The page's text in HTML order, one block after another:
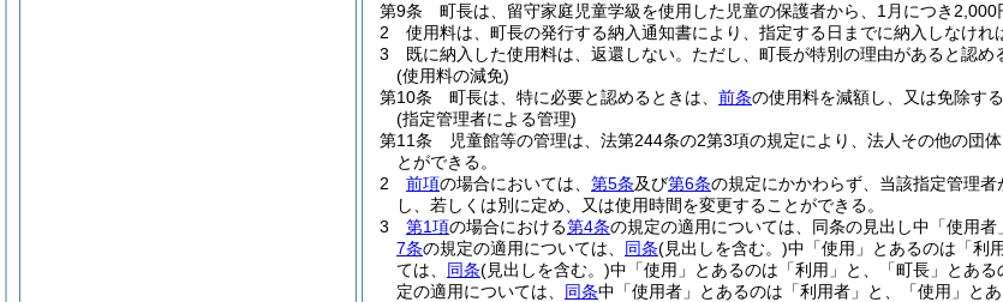
第9条
町長は、留守家庭児童学級を使用した児童の保護者から、1月につき2,000
2
使用料は、町長の発行する納入通知書により、指定する日までに納入しなけれ
3
既に納入した使用料は、返還しない。 ただし、町長が特別の理由があると認め
(使用料の減免)
第10条
町長は、特に必要と認めるときは、 前条の使用料を減額し、又は免除す
(指定管理者による管理)
第11条
児童館等の管理は、法第244条の2第3項の規定により、法人その他の団
とができる。
2
前項の場合においては、 第5条及び第6条の規定にかかわらず、当該指定管理
し、若しくは別に定め、又は使用時間を変更することができる。
3
第1項の場合における第4条の規定の適用については、同条の見出し中「使用者
7条の規定の適用については、 同条(見出しを含む。)中「使用」とあるのは「利
ては、 同条(見出しを含む。)中「使用」とあるのは「利用」と、「町長」とあ
定の適用については、 同条中「使用者」とあるのは「利用者」と、「使用」とあ